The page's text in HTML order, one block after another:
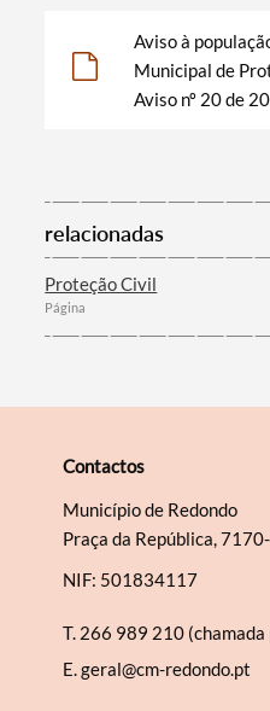
Aviso à
Municipal de
Aviso nº 20 de
relacionadas
Proteção Civil
Página
Contactos
Município de Redondo
Praça da República,
NIF: 501834117
T. 266 989 210
E.geral@cm-redondo.pt